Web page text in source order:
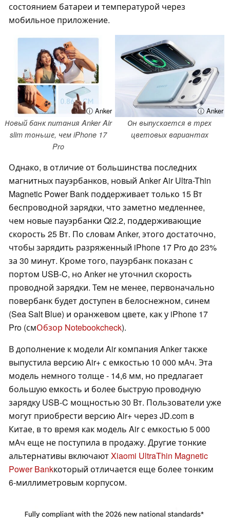
состоянием батареи и температурой через
мобильное приложение.
ⓘ Anker
Новый банк питания Anker Air
slim тоньше, чем iPhone 17
Pro
ⓘ Anker
Он выпускается в трех
цветовых вариантах
Однако, в отличие от большинства последних
магнитных пауэрбанков, новый Anker Air Ultra-Thin
Magnetic Power Bank поддерживает только 15 Вт
беспроводной зарядки, что заметно медленнее,
чем новые пауэрбанки Qi2.2, поддерживающие
скорость 25 Вт. По словам Anker, этого достаточно,
чтобы зарядить разряженный iPhone 17 Pro до 23%
за 30 минут. Кроме того, пауэрбанк показан с
портом USB-C, но Anker не уточнил скорость
проводной зарядки. Тем не менее, первоначально
повербанк будет доступен в белоснежном, синем
(Sea Salt Blue) и оранжевом цвете, как у iPhone 17
Pro (смОбзор Notebookcheck).
В дополнение к модели Air компания Anker также
выпустила версию Air+ с емкостью 10 000 мАч. Эта
модель немного толще - 14,6 мм, но предлагает
большую емкость и более быструю проводную
зарядку USB-C мощностью 30 Вт. Пользователи уже
могут приобрести версию Air+ через JD.com в
Китае, в то время как модель Air с емкостью 5 000
мАч еще не поступила в продажу. Другие тонкие
альтернативы включаютXiaomi UltraThin Magnetic
Power Bankкоторый отличается еще более тонким
6-миллиметровым корпусом.